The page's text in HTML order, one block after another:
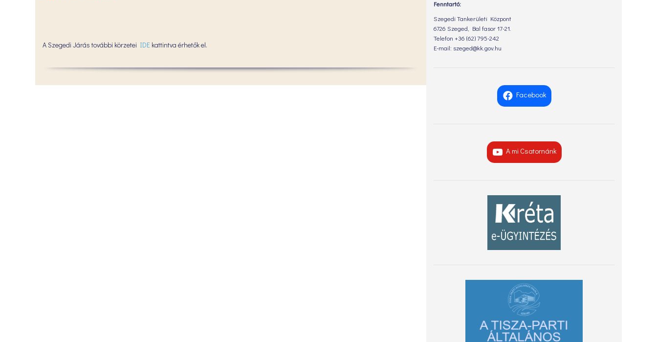
A Szegedi Járás további körzetei IDE kattintva érhetők el.
Fenntartó:
Szegedi Tankerületi Központ
6726 Szeged, Bal fasor 17-21.
Telefon +36 (62) 795-242
E-mail: szeged@kk.gov.hu
Facebook
A mi Csatornánk